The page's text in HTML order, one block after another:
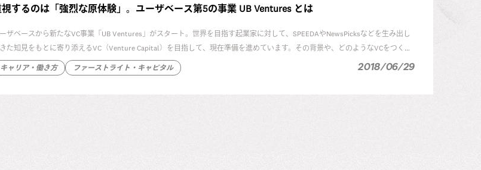
するのは「強烈な原体験」。ユーザベース第5の事業 UB Ventures とは
ザベースから新たなVC事業「UB Ventures」がスタート。世界を目指す起業家に対して、SPEEDAやNewsPicksなどを生み出し
た知見をもとに寄り添えるVC（Venture Capital）を目指して、現在準備を進めています。その背景や、どのようなVCをつくろ
しているのか、代表取締役の岩澤脩へのインタビューを行いました。
キャリア・働き方 ファーストライト・キャピタル 2018/06/29